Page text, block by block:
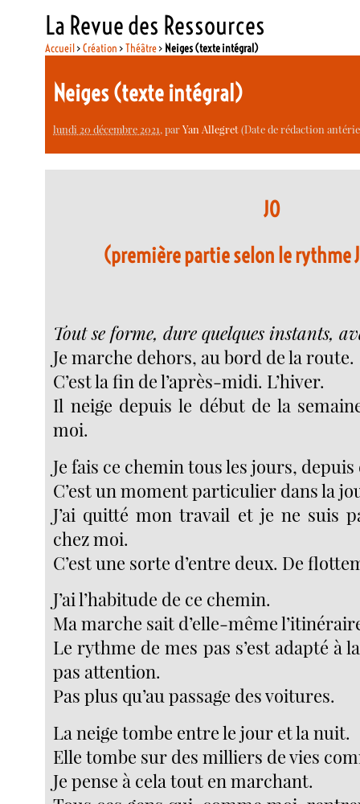
La Revue des Ressources
Accueil>Création >Théâtre> Neiges (texte intégral)
Neiges (texte intégral)
lundi 20 décembre 2021, parYan Allegret(Date de rédaction
JO
(première partie selon le rythme
Tout se forme, dure quelques instants,
Je marche dehors, au bord de la route.
C’est la fin de l’après-midi. L’hiver.
Il neige depuis le début de la
moi.
Je fais ce chemin tous les jours, depuis
C’est un moment particulier dans la
J’ai quitté mon travail et je ne suis
chez moi.
C’est une sorte d’entre deux. De
J’ai l’habitude de ce chemin.
Ma marche sait d’elle-même
Le rythme de mes pas s’est adapté à
pas attention.
Pas plus qu’au passage des voitures.
La neige tombe entre le jour et la nuit.
Elle tombe sur des milliers de vies
Je pense à cela tout en marchant.